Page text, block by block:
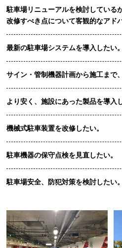
駐車場リニューアルを検討しているが
改修すべき点について客観的なアド
最新の駐車場システムを導入したい。
サイン・管制機器計画から施工まで
より安く、施設にあった製品を導入
機械式駐車装置を改修したい。
駐車機器の保守点検を見直したい。
駐車場安全、防犯対策を検討したい。